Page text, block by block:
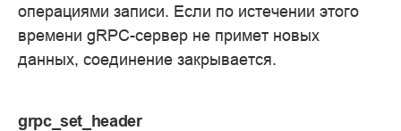
операциями записи. Если по истечении этого
времени gRPC-сервер не примет новых
данных, соединение закрывается.
grpc_set_header